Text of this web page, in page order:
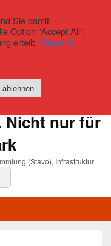
Nicht nur für
(Stavo), Infrastruktur
Sie damit
Option "Accept All".
erteilt. Verwalte